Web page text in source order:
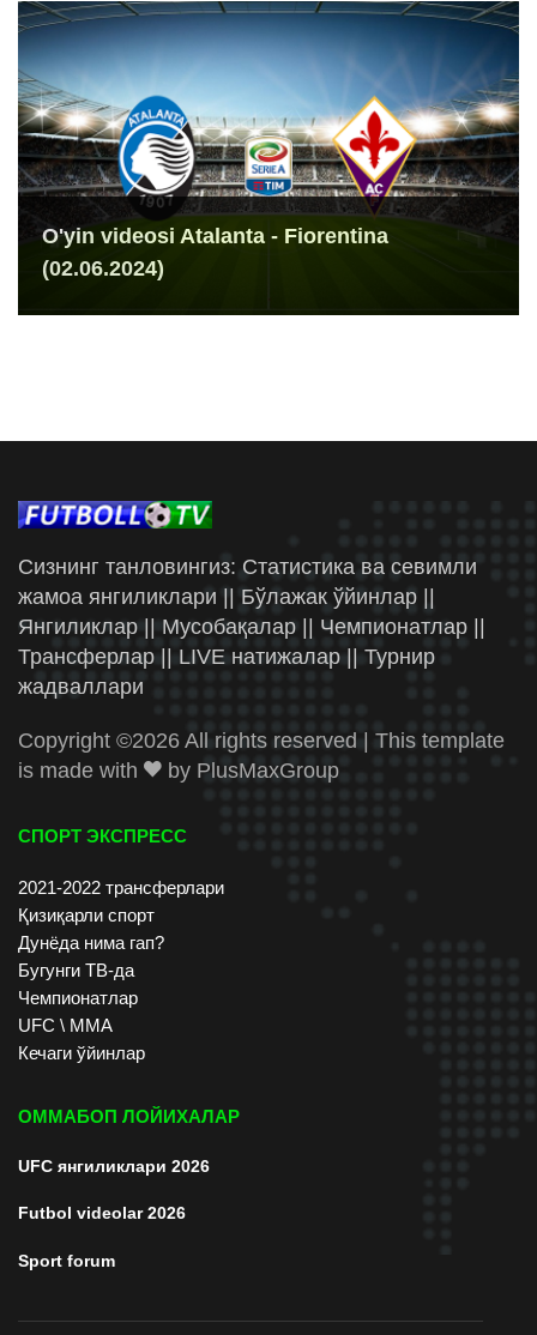
O'yin videosi Atalanta - Fiorentina
(02.06.2024)
Сизнинг танловингиз: Статистика ва севимли
жамоа янгиликлари || Бўлажак ўйинлар ||
Янгиликлар || Мусобақалар || Чемпионатлар ||
Трансферлар || LIVE натижалар || Турнир
жадваллари
Copyright ©2026 All rights reserved | This template
is made with
by PlusMaxGroup
СПОРТ ЭКСПРЕСС
2021-2022 трансферлари
Қизиқарли спорт
Дунёда нима гап?
Бугунги ТВ-да
Чемпионатлар
UFC \ ММА
Кечаги ўйинлар
ОММАБОП ЛОЙИХАЛАР
UFC янгиликлари 2026
Futbol videolar 2026
Sport forum